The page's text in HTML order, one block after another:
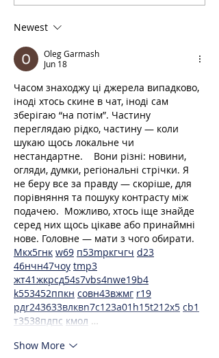
Newest
Oleg Garmash
Jun 18
Часом знаходжу ці джерела випадково,
іноді хтось скине в чат, іноді сам
зберігаю “на потім”. Частину
переглядаю рідко, частину — коли
шукаю щось локальне чи
нестандартне.    Вони різні: новини,
огляди, думки, регіональні стрічки. Я
не беру все за правду — скоріше, для
порівняння та пошуку контрасту між
подачею.  Можливо, хтось іще знайде
серед них щось цікаве або принаймні
нове. Головне — мати з чого обирати.
Мкх5гнк w69 п53mpкгчгч d23
46нчн47чоу tmp3
жт41жкрсд54s7vbs4nwe19b4
k553452ппкн совн43вжмг r19
рдr243633влквn7c123a01 h15t21 2x5 cb1
т3538пдпс кмол …
Show More